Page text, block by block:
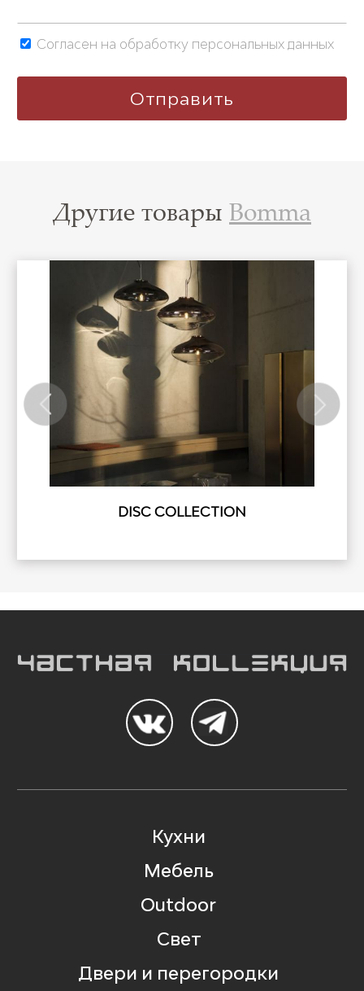
Согласен на обработку персональных данных
Другие товары Bomma
DISC COLLECTION
Кухни
Мебель
Outdoor
Свет
Двери и перегородки